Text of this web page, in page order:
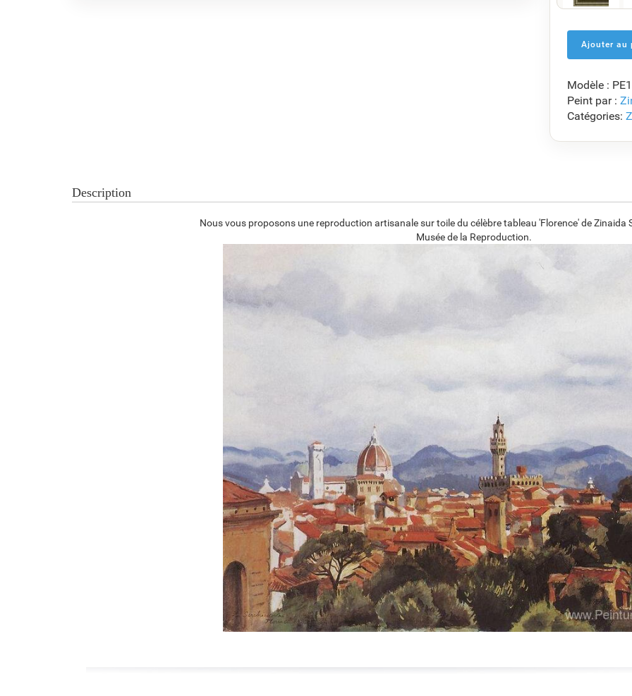
F5429-258
€114.39
Modèle :
Peint par :
Catégories:
Description
Nous vous proposons une reproduction artisanale sur toile du célèbre tableau 'Florence' de Zinaida
Musée de la Reproduction.